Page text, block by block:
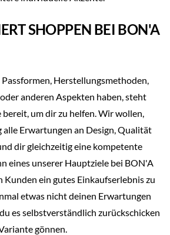
SHOPPEN BEI BON'A
Herstellungsmethoden,
anderen Aspekten haben, steht
um dir zu helfen. Wir wollen,
alle Erwartungen an Design, Qualität
dir gleichzeitig eine kompetente
eines unserer Hauptziele bei BON'A
Kunden ein gutes Einkaufserlebnis zu
etwas nicht deinen Erwartungen
es selbstverständlich zurückschicken
gönnen.